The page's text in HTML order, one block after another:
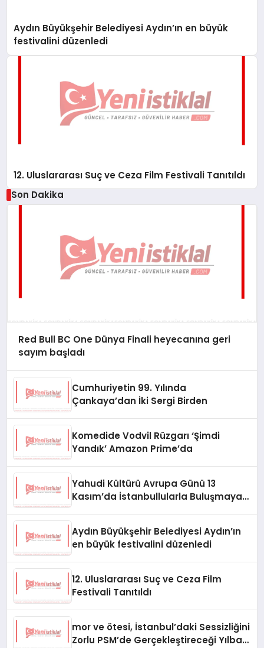
Aydın Büyükşehir Belediyesi Aydın’ın en büyük
festivalini düzenledi
12. Uluslararası Suç ve Ceza Film Festivali Tanıtıldı
Son Dakika
Red Bull BC One Dünya Finali heyecanına geri
sayım başladı
Cumhuriyetin 99. Yılında
Çankaya’dan İki Sergi Birden
Komedide Vodvil Rüzgarı ‘Şimdi
Yandık’ Amazon Prime’da
Yahudi Kültürü Avrupa Günü 13
Kasım’da İstanbullularla Buluşmaya
Aydın Büyükşehir Belediyesi Aydın’ın
en büyük festivalini düzenledi
12. Uluslararası Suç ve Ceza Film
Festivali Tanıtıldı
mor ve ötesi, İstanbul’daki Sessizliğini
Zorlu PSM’de Gerçekleştireceği Yılbaşı